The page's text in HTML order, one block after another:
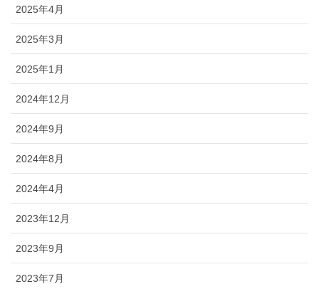
2025年4月
2025年3月
2025年1月
2024年12月
2024年9月
2024年8月
2024年4月
2023年12月
2023年9月
2023年7月